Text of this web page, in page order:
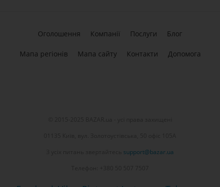
support@bazar.ua
Оголошення Компанії Послуги Блог
Мапа регіонів Мапа сайту Контакти Допомога